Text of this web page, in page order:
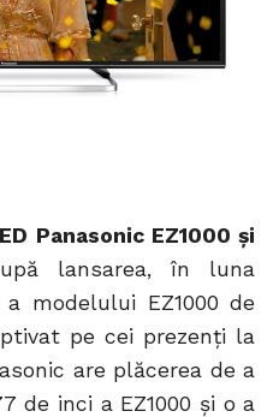
Panasonic EZ1000 și
lansarea, în luna
modelului EZ1000 de
pe cei prezenți la
are plăcerea de a
de inci a EZ1000 și o a